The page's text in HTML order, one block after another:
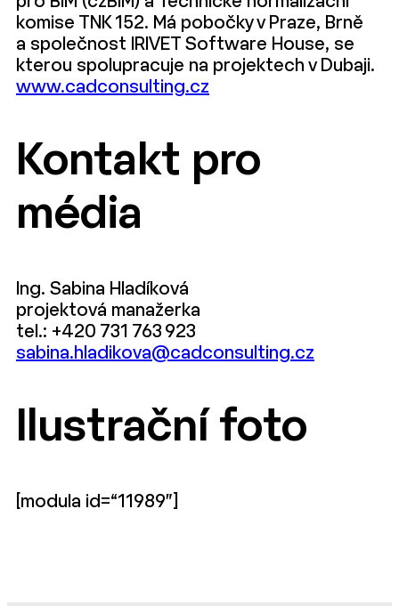
komise TNK 152. Má pobočky v Praze, Brně
a společnost IRIVET Software House, se
kterou spolupracuje na projektech v Dubaji.
www.cadconsulting.cz
Kontakt pro
média
Ing. Sabina Hladíková
projektová manažerka
tel.: +420 731 763 923
sabina.hladikova@cadconsulting.cz
Ilustrační foto
[modula id=“11989″]